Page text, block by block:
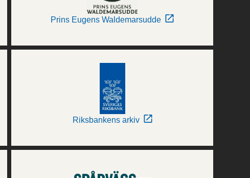
Prins Eugens Waldemarsudde
Riksbankens arkiv